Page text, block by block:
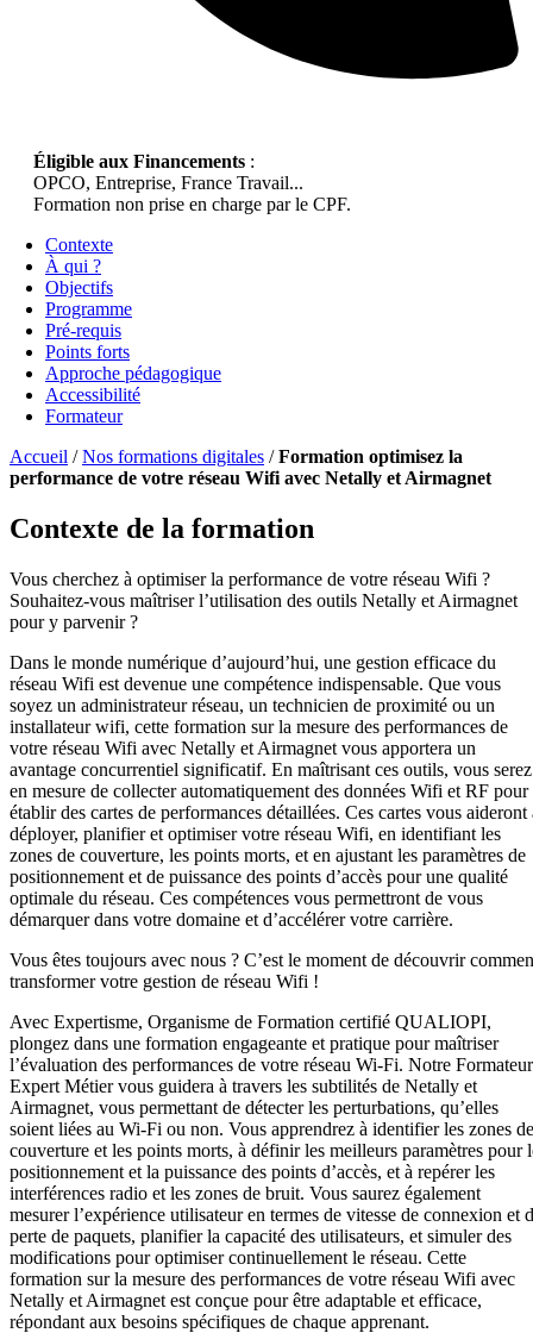
Éligible aux Financements :
OPCO, Entreprise, France Travail...
Formation non prise en charge par le CPF.
Contexte
À qui ?
Objectifs
Programme
Pré-requis
Points forts
Approche pédagogique
Accessibilité
Formateur
Accueil /Nos formations digitales /Formation optimisez la
performance de votre réseau Wifi avec Netally et Airmagnet
Contexte de la formation
Vous cherchez à optimiser la performance de votre réseau Wifi ?
Souhaitez-vous maîtriser l’utilisation des outils Netally et Airmagnet
pour y parvenir ?
Dans le monde numérique d’aujourd’hui, une gestion efficace du
réseau Wifi est devenue une compétence indispensable. Que vous
soyez un administrateur réseau, un technicien de proximité ou un
installateur wifi, cette formation sur la mesure des performances de
votre réseau Wifi avec Netally et Airmagnet vous apportera un
avantage concurrentiel significatif. En maîtrisant ces outils, vous serez
en mesure de collecter automatiquement des données Wifi et RF pour
établir des cartes de performances détaillées. Ces cartes vous aideront
déployer, planifier et optimiser votre réseau Wifi, en identifiant les
zones de couverture, les points morts, et en ajustant les paramètres de
positionnement et de puissance des points d’accès pour une qualité
optimale du réseau. Ces compétences vous permettront de vous
démarquer dans votre domaine et d’accélérer votre carrière.
Vous êtes toujours avec nous ? C’est le moment de découvrir
transformer votre gestion de réseau Wifi !
Avec Expertisme, Organisme de Formation certifié QUALIOPI,
plongez dans une formation engageante et pratique pour maîtriser
l’évaluation des performances de votre réseau Wi-Fi. Notre Formateur
Expert Métier vous guidera à travers les subtilités de Netally et
Airmagnet, vous permettant de détecter les perturbations, qu’elles
soient liées au Wi-Fi ou non. Vous apprendrez à identifier les zones de
couverture et les points morts, à définir les meilleurs paramètres pour
positionnement et la puissance des points d’accès, et à repérer les
interférences radio et les zones de bruit. Vous saurez également
mesurer l’expérience utilisateur en termes de vitesse de connexion et
perte de paquets, planifier la capacité des utilisateurs, et simuler des
modifications pour optimiser continuellement le réseau. Cette
formation sur la mesure des performances de votre réseau Wifi avec
Netally et Airmagnet est conçue pour être adaptable et efficace,
répondant aux besoins spécifiques de chaque apprenant.